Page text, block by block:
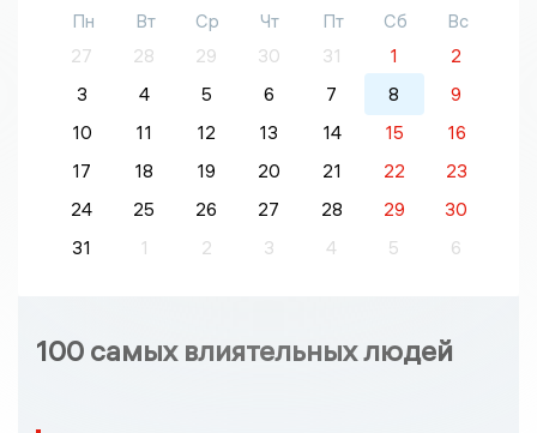
Пн Вт Ср Чт Пт Сб
Вс
27
28 29 30 31 1
2
3
4 5 6 7 8
9
10
11 12 13 14 15
16
17
18 19 20 21 22
23
24
25 26 27 28 29
30
31
1 2 3 4 5 6
100 самых влиятельных людей